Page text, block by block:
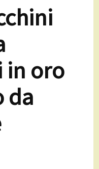
in oro
da